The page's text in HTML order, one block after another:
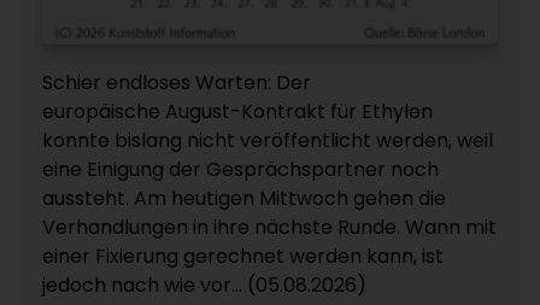
Schier endloses Warten: Der
europäische August-Kontrakt für Ethylen
konnte bislang nicht veröffentlicht werden, weil
eine Einigung der Gesprächspartner noch
aussteht. Am heutigen Mittwoch gehen die
Verhandlungen in ihre nächste Runde. Wann mit
einer Fixierung gerechnet werden kann, ist
jedoch nach wie vor... (05.08.2026)